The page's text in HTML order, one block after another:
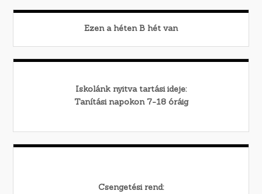
Ezen a héten B hét van
Iskolánk nyitva tartási ideje:
Tanítási napokon 7-18 óráig
Csengetési rend: